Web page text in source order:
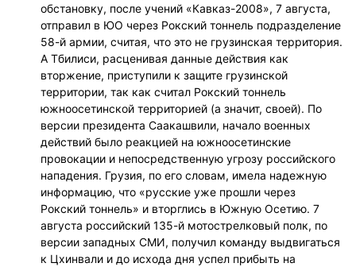
обстановку, после учений «Кавказ-2008», 7 августа,
отправил в ЮО через Рокский тоннель подразделение
58-й армии, считая, что это не грузинская территория.
А Тбилиси, расценивая данные действия как
вторжение, приступили к защите грузинской
территории, так как считал Рокский тоннель
южноосетинской территорией (а значит, своей). По
версии президента Саакашвили, начало военных
действий было реакцией на южноосетинские
провокации и непосредственную угрозу российского
нападения. Грузия, по его словам, имела надежную
информацию, что «русские уже прошли через
Рокский тоннель» и вторглись в Южную Осетию. 7
августа российский 135-й мотострелковый полк, по
версии западных СМИ, получил команду выдвигаться
к Цхинвали и до исхода дня успел прибыть на